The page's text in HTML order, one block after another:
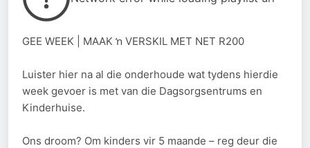
GEE WEEK | MAAK ŉ VERSKIL MET NET R200
Luister hier na al die onderhoude wat tydens hierdie
week gevoer is met van die Dagsorgsentrums en
Kinderhuise.
Ons droom? Om kinders vir 5 maande – reg deur die